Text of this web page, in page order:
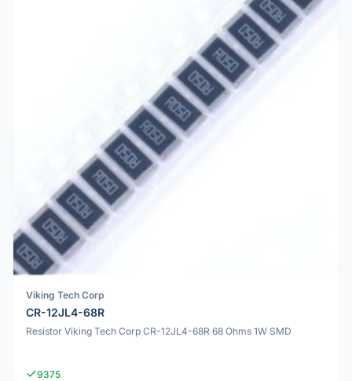
Viking Tech Corp
CR-12JL4-68R
Resistor Viking Tech Corp CR-12JL4-68R 68 Ohms 1W SMD
9375